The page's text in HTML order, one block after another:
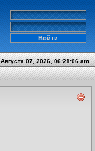
Августа 07, 2026, 06:21:06 am